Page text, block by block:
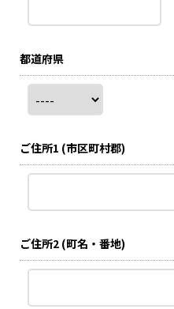
都道府県
ご住所1 (市区町村郡)
ご住所2 (町名・番地)